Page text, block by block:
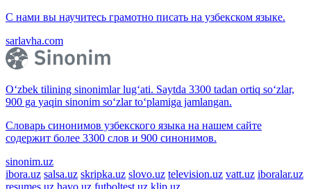
С нами вы научитесь грамотно писать на узбекском языке.
sarlavha.com
O‘zbek tilining sinonimlar lug‘ati. Saytda 3300 tadan ortiq so‘zlar,
900 ga yaqin sinonim so‘zlar to‘plamiga jamlangan.
Словарь синонимов узбекского языка на нашем сайте
содержит более 3300 слов и 900 синонимов.
sinonim.uz
ibora.uz salsa.uz skripka.uz slovo.uz television.uz vatt.uz iboralar.uz
resumes.uz havo.uz futboltest.uz klip.uz